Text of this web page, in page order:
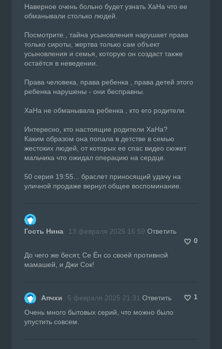
Наверное очень больно будет узнать ХаНа что ее
обманывали столько людей.
Посмотрите , тайна усыновления нарушает права
только сироты, жертва только сам объект
усыновления и семья, которую он создаст также
остаётся в неведении.
Права человека, права ребенка , права детей этого
ребенка нарушены - они бесправны.
ХаНа не обманывала ребенка , кто его родители.
Интересно, кто настоящие родители ХаНа?
Каким образом она попала в детстве в семью
жестоких людей, от которых ее спас видео сюжет
мальчика что ожидал операцию на сердце.
50 серия 19:55... браслет приносящий удачу на
уличной продаже вернул общее воспоминание.
Гость Нина 13 февраля 2025 16:59 Ответить
0
До чего же бесят, Се Ён со своей противной
мамашей, и Джи Сок!
Апчхи 5 февраля 2025 21:31 Ответить
1
Очень много бытовых серий, что можно было
упустить совсем.